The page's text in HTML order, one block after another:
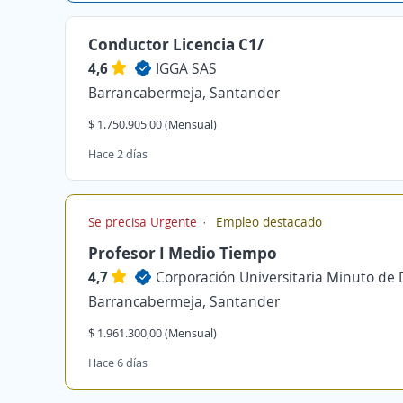
Conductor Licencia C1/
4,6
IGGA SAS
Barrancabermeja, Santander
$ 1.750.905,00 (Mensual)
Hace 2 días
Se precisa Urgente Empleo destacado
Profesor I Medio Tiempo
4,7
Corporación Universitaria Minuto de
Barrancabermeja, Santander
$ 1.961.300,00 (Mensual)
Hace 6 días